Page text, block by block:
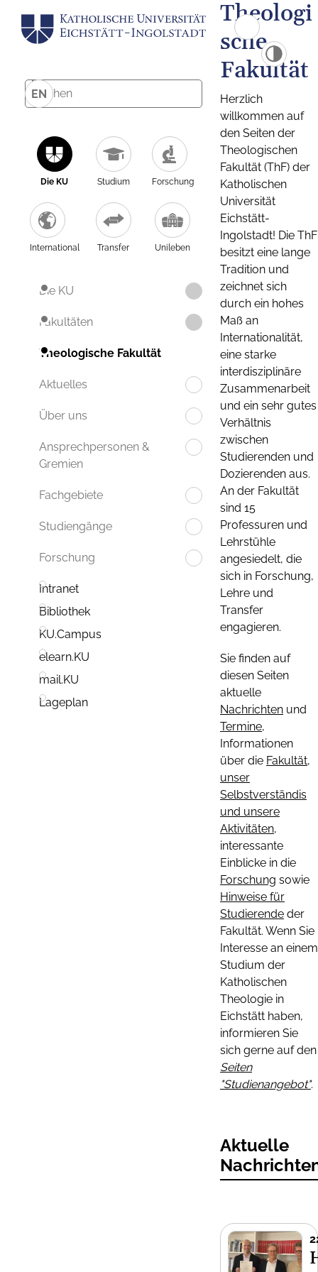
EN
Die KU Studium Forschung
International Transfer Unileben
Die KU
Fakultäten
Theologische Fakultät
Aktuelles
Über uns
Ansprechpersonen &
Gremien
Fachgebiete
Studiengänge
Forschung
Intranet
Bibliothek
KU.Campus
elearn.KU
mail.KU
Lageplan
Theologi
sche
Fakultät
Herzlich
willkommen auf
den Seiten der
Theologischen
Fakultät (ThF) der
Katholischen
Universität
Eichstätt-
Ingolstadt! Die ThF
besitzt eine lange
Tradition und
zeichnet sich
durch ein hohes
Maß an
Internationalität,
eine starke
interdisziplinäre
Zusammenarbeit
und ein sehr gutes
Verhältnis
zwischen
Studierenden und
Dozierenden aus.
An der Fakultät
sind 15
Professuren und
Lehrstühle
angesiedelt, die
sich in Forschung,
Lehre und
Transfer
engagieren.
Sie finden auf
diesen Seiten
aktuelle
Nachrichten und
Termine,
Informationen
über die Fakultät,
unser
Selbstverständis
und unsere
Aktivitäten,
interessante
Einblicke in die
Forschung sowie
Hinweise für
Studierende der
Fakultät. Wenn Sie
Interesse an einem
Studium der
Katholischen
Theologie in
Eichstätt haben,
informieren Sie
sich gerne auf den
Seiten
"Studienangebot".
Aktuelle